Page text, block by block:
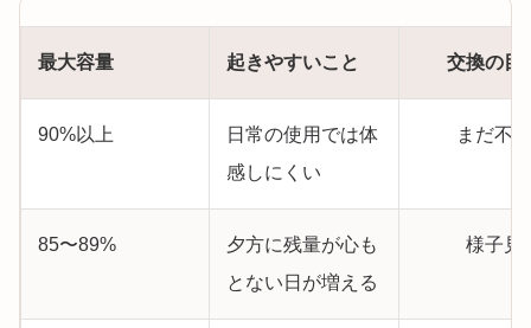
最大容量 起きやすいこと 交換の目
90%以上
日常の使用では体
感しにくい
まだ不要
85〜89%
夕方に残量が心も
とない日が増える
様子見